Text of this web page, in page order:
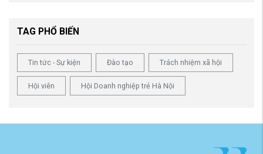
TAG PHỔ BIẾN
Tin tức - Sự kiện Đào tạo Trách nhiệm xã hội
Hội viên Hội Doanh nghiệp trẻ Hà Nội